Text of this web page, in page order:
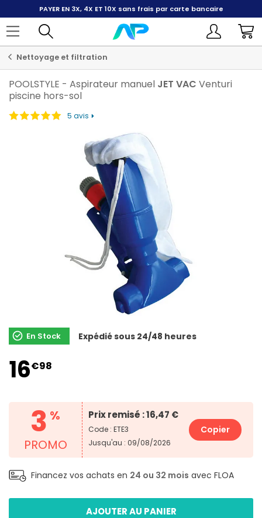
PAYER EN 3X, 4X ET 10X sans frais par carte bancaire
Nettoyage et filtration
POOLSTYLE - Aspirateur manuel JET VAC Venturi
piscine hors-sol
5 avis
En Stock Expédié sous 24/48 heures
16€98
3 %
PROMO
Prix remisé : 16,47 €
Code : ETE3
Jusqu'au : 09/08/2026
Copier
Financez vos achats en 24 ou 32 mois avec FLOA
AJOUTER AU PANIER